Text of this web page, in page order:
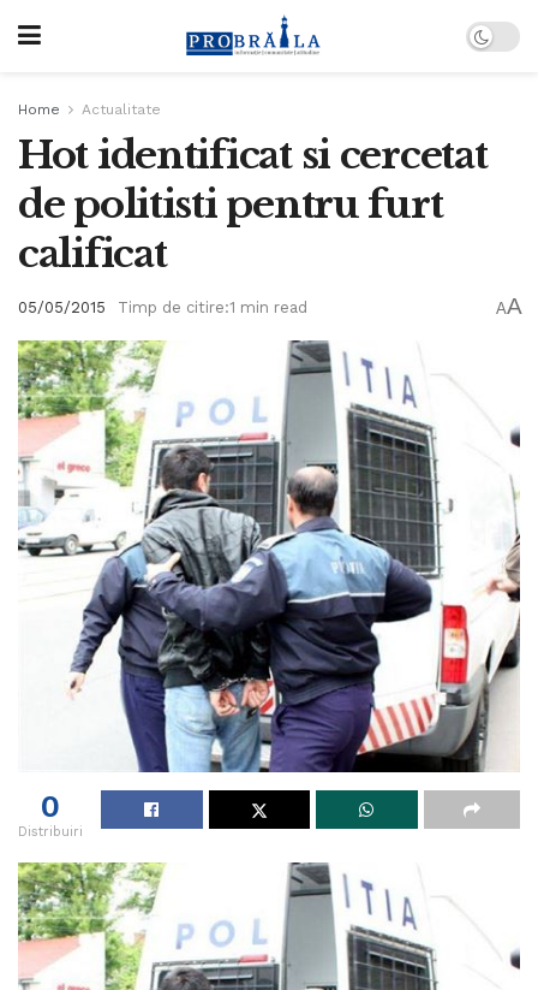
Home Actualitate
Hot identificat si cercetat
de politisti pentru furt
calificat
05/05/2015 Timp de citire:1 min read AA
0
Distribuiri